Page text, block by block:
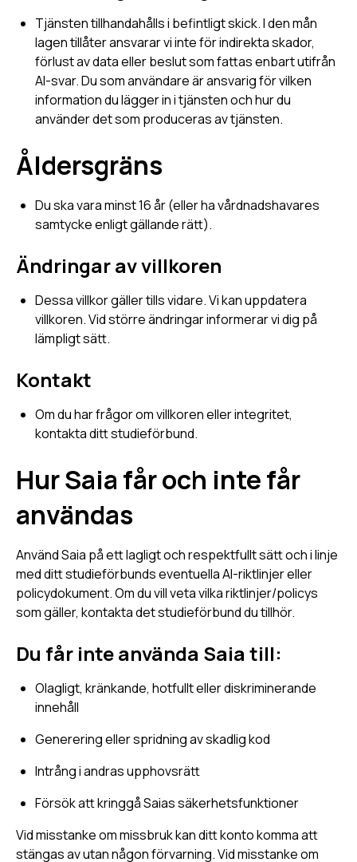
Tjänsten tillhandahålls i befintligt skick. I den mån
lagen tillåter ansvarar vi inte för indirekta skador,
förlust av data eller beslut som fattas enbart utifrån
AI-svar. Du som användare är ansvarig för vilken
information du lägger in i tjänsten och hur du
använder det som produceras av tjänsten.
Åldersgräns
Du ska vara minst 16 år (eller ha vårdnadshavares
samtycke enligt gällande rätt).
Ändringar av villkoren
Dessa villkor gäller tills vidare. Vi kan uppdatera
villkoren. Vid större ändringar informerar vi dig på
lämpligt sätt.
Kontakt
Om du har frågor om villkoren eller integritet,
kontakta ditt studieförbund.
Hur Saia får och inte får
användas
Använd Saia på ett lagligt och respektfullt sätt och i linje
med ditt studieförbunds eventuella AI-riktlinjer eller
policydokument. Om du vill veta vilka riktlinjer/policys
som gäller, kontakta det studieförbund du tillhör.
Du får inte använda Saia till:
Olagligt, kränkande, hotfullt eller diskriminerande
innehåll
Generering eller spridning av skadlig kod
Intrång i andras upphovsrätt
Försök att kringgå Saias säkerhetsfunktioner
Vid misstanke om missbruk kan ditt konto komma att
stängas av utan någon förvarning. Vid misstanke om